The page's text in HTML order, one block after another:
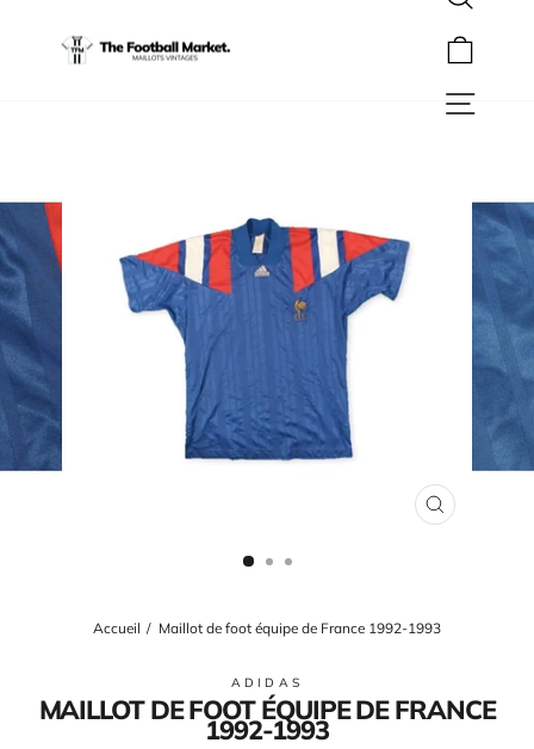
Rechercher
Navigation
FERMER
Accueil / Maillot de foot équipe de France 1992-1993
ADIDAS
MAILLOT DE FOOT ÉQUIPE DE FRANCE
1992-1993